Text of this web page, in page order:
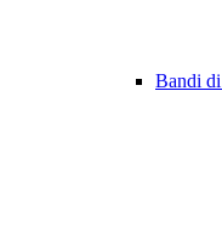
Bandi